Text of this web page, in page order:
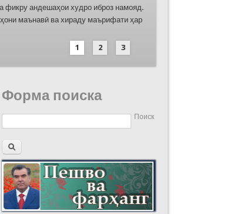
“Роҳи абрешим: гузаргоҳи
ҷумҳуриҳои Қазоқистон, Қирғизистон,
шуд
1
2 3
Форма поиска
Поиск